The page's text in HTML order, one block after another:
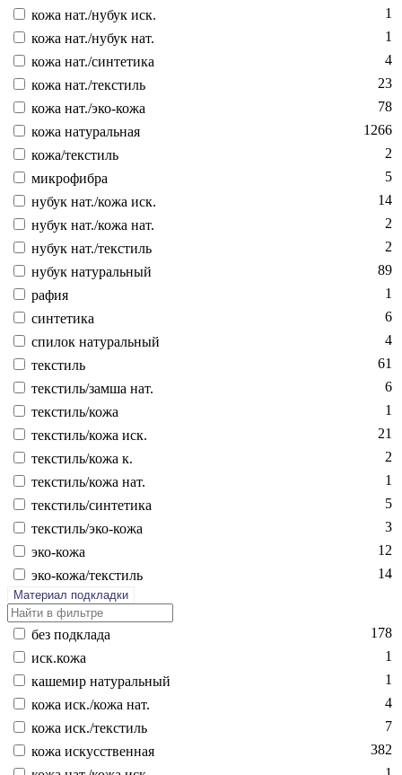
ко­жа нат./ну­бук иск.
1
ко­жа нат./ну­бук нат.
1
ко­жа нат./син­те­тика
4
ко­жа нат./текс­тиль
23
ко­жа нат./эко-ко­жа
78
ко­жа на­тураль­ная
1266
ко­жа/текс­тиль
2
мик­ро­фиб­ра
5
ну­бук нат./ко­жа иск.
14
ну­бук нат./ко­жа нат.
2
ну­бук нат./текс­тиль
2
ну­бук на­тураль­ный
89
ра­фия
1
син­те­тика
6
спи­лок на­тураль­ный
4
текс­тиль
61
текс­тиль/зам­ша нат.
6
текс­тиль/ко­жа
1
текс­тиль/ко­жа иск.
21
текс­тиль/ко­жа к.
2
текс­тиль/ко­жа нат.
1
текс­тиль/син­те­тика
5
текс­тиль/эко-ко­жа
3
эко-ко­жа
12
эко-ко­жа/текс­тиль
14
Материал подкладки
без подк­ла­да
178
иск.ко­жа
1
ка­шемир на­тураль­ный
1
ко­жа иск./ко­жа нат.
4
ко­жа иск./текс­тиль
7
ко­жа ис­кусс­твен­ная
382